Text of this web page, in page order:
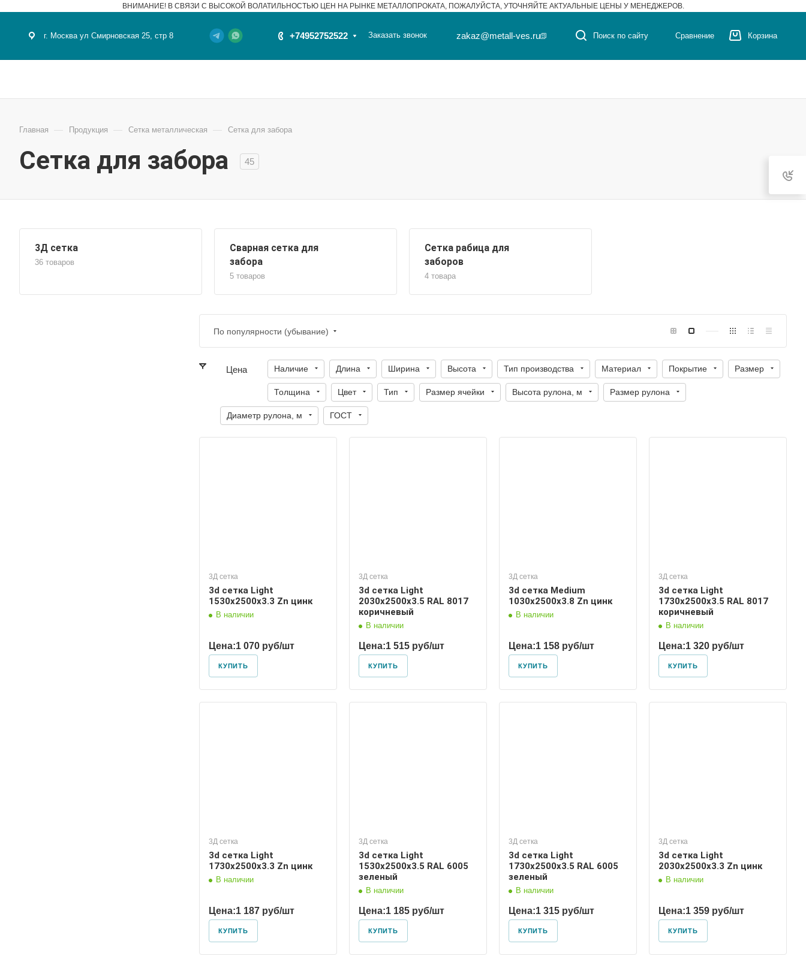
ВНИМАНИЕ! В СВЯЗИ С ВЫСОКОЙ ВОЛАТИЛЬНОСТЬЮ ЦЕН НА РЫНКЕ МЕТАЛЛОПРОКАТА, ПОЖАЛУЙСТА, УТОЧНЯЙТЕ АКТУАЛЬНЫЕ ЦЕНЫ У МЕНЕДЖЕРОВ.
г. Москва ул Смирновская 25, стр 8 +74952752522 Заказать звонок zakaz@metall-ves.ru Поиск по сайту Сравнение Корзина
Главная — Продукция — Сетка металлическая — Сетка для забора
Сетка для забора 45
3Д сетка
36 товаров
Сварная сетка для
забора
5 товаров
Сетка рабица для
заборов
4 товара
По популярности (убывание)
Цена Наличие Длина Ширина Высота Тип производства Материал Покрытие Размер
Толщина Цвет Тип Размер ячейки Высота рулона, м Размер рулона
Диаметр рулона, м ГОСТ
3Д сетка
3d сетка Light
1530х2500х3.3 Zn цинк
В наличии
Цена:1 070 руб/шт
КУПИТЬ
3Д сетка
3d сетка Light
2030х2500х3.5 RAL 8017
коричневый
В наличии
Цена:1 515 руб/шт
КУПИТЬ
3Д сетка
3d сетка Medium
1030х2500х3.8 Zn цинк
В наличии
Цена:1 158 руб/шт
КУПИТЬ
3Д сетка
3d сетка Light
1730х2500х3.5 RAL 8017
коричневый
В наличии
Цена:1 320 руб/шт
КУПИТЬ
3Д сетка
3d сетка Light
1730х2500х3.3 Zn цинк
В наличии
Цена:1 187 руб/шт
КУПИТЬ
3Д сетка
3d сетка Light
1530х2500х3.5 RAL 6005
зеленый
В наличии
Цена:1 185 руб/шт
КУПИТЬ
3Д сетка
3d сетка Light
1730х2500х3.5 RAL 6005
зеленый
В наличии
Цена:1 315 руб/шт
КУПИТЬ
3Д сетка
3d сетка Light
2030х2500х3.3 Zn цинк
В наличии
Цена:1 359 руб/шт
КУПИТЬ